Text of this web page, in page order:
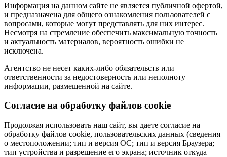
Информация на данном сайте не является публичной офертой,
и предназначена для общего ознакомления пользователей с
вопросами, которые могут представлять для них интерес.
Несмотря на стремление обеспечить максимальную точность
и актуальность материалов, вероятность ошибки не
исключена.
Агентство не несет каких-либо обязательств или
ответственности за недостоверность или неполноту
информации, размещенной на сайте.
Cогласие на обработку файлов cookie
Продолжая использовать наш сайт, вы даете согласие на
обработку файлов cookie, пользовательских данных (сведения
о местоположении; тип и версия ОС; тип и версия Браузера;
тип устройства и разрешение его экрана; источник откуда